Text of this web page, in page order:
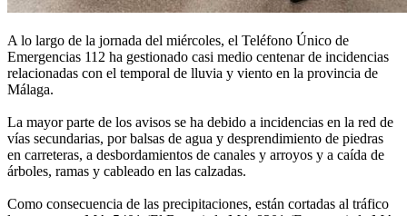
A lo largo de la jornada del miércoles, el Teléfono Único de
Emergencias 112 ha gestionado casi medio centenar de incidencias
relacionadas con el temporal de lluvia y viento en la provincia de
Málaga.
La mayor parte de los avisos se ha debido a incidencias en la red de
vías secundarias, por balsas de agua y desprendimiento de piedras
en carreteras, a desbordamientos de canales y arroyos y a caída de
árboles, ramas y cableado en las calzadas.
Como consecuencia de las precipitaciones, están cortadas al tráfico